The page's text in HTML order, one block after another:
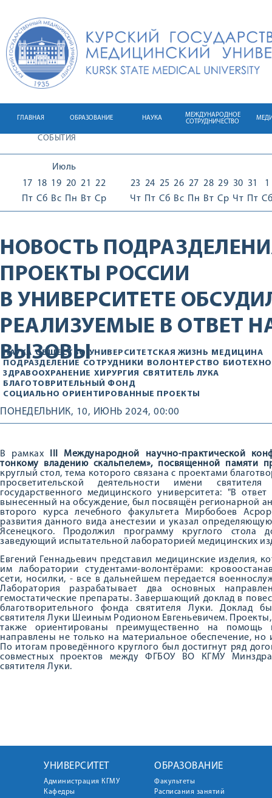
ГЛАВНАЯ ОБРАЗОВАНИЕ НАУКА
МЕЖДУНАРОДНОЕ
СОТРУДНИЧЕСТВО
СОБЫТИЯ
Июль
17
Пт
18
Сб
19
Вс
20
Пн
21
Вт
22
Ср
23
Чт
24
Пт
25
Сб
26
Вс
27
Пн
28
Вт
29
Ср
30
Чт
31
Пт
1
Сб
НОВОСТЬ
ПРОЕКТЫ РОССИИ
В УНИВЕРСИТЕТЕ
РЕАЛИЗУЕМЫЕ В ОТВЕТ
ВЫЗОВЫ
НАУКА ОБЩЕСТВО УНИВЕРСИТЕТСКАЯ ЖИЗНЬ МЕДИЦИНА
ПОДРАЗДЕЛЕНИЕ СОТРУДНИКИ ВОЛОНТЕРСТВО
ЗДРАВООХРАНЕНИЕ ХИРУРГИЯ СВЯТИТЕЛЬ ЛУКА
БЛАГОТОВРИТЕЛЬНЫЙ ФОНД
СОЦИАЛЬНО ОРИЕНТИРОВАННЫЕ ПРОЕКТЫ
ПОНЕДЕЛЬНИК, 10, ИЮНЬ 2024, 00:00
В рамках
III Международной научно-практической
тонкому владению скальпелем», посвященной памяти
круглый стол, тема которого связана с проектами
просветительской деятельности имени
государственного медицинского университета: "В
вынесенный на обсуждение, был посвящён регионарной
второго курса лечебного факультета Мирбобоев
развития данного вида анестезии и указал
Ясенецкого. Продолжил программу круглого стола
заведующий испытательной лабораторией медицинских
Евгений Геннадьевич представил медицинские изделия,
им лаборатории студентами-волонтёрами:
сети, носилки, - все в дальнейшем передается
Лаборатория разрабатывает два основных
гемостатические препараты. Завершающий доклад в
благотворительного фонда святителя Луки. Доклад
святителя Луки Шеиным Родионом Евгеньевичем.
также ориентированы преимущественно на
направлены не только на материальное обеспечение,
По итогам проведённого круглого был достигнут ряд
совместных проектов между ФГБОУ ВО КГМУ
святителя Луки.
УНИВЕРСИТЕТ
Администрация КГМУ
Кафедры
ОБРАЗОВАНИЕ
Факультеты
Расписания занятий